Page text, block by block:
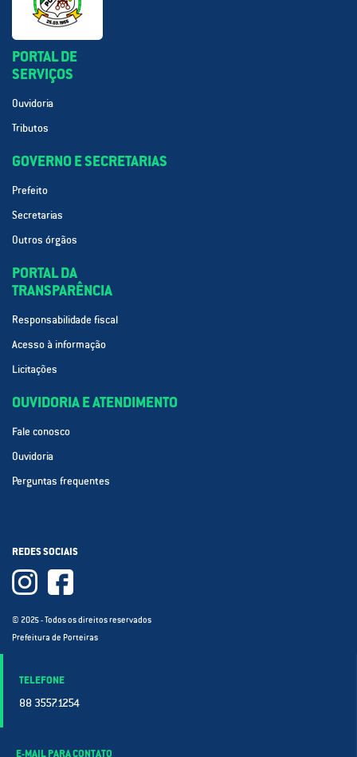
PORTAL DE
SERVIÇOS
Ouvidoria
Tributos
GOVERNO E SECRETARIAS
Prefeito
Secretarias
Outros órgãos
PORTAL DA
TRANSPARÊNCIA
Responsabilidade fiscal
Acesso à informação
Licitações
OUVIDORIA E ATENDIMENTO
Fale conosco
Ouvidoria
Perguntas frequentes
REDES SOCIAIS
© 2025 - Todos os direitos reservados
Prefeitura de Porteiras
TELEFONE
88 3557.1254
E-MAIL PARA CONTATO